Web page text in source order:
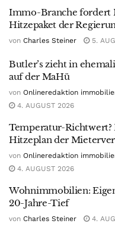
Immo-Branche fordert
Hitzepaket der
von Charles Steiner 5.
Butler’s zieht in
auf der MaHü
von Onlineredaktion
4. AUGUST 2026
Temperatur-Richtwert?
Hitzeplan der
von Onlineredaktion
4. AUGUST 2026
Wohnimmobilien:
20-Jahre-Tief
von Charles Steiner 4.